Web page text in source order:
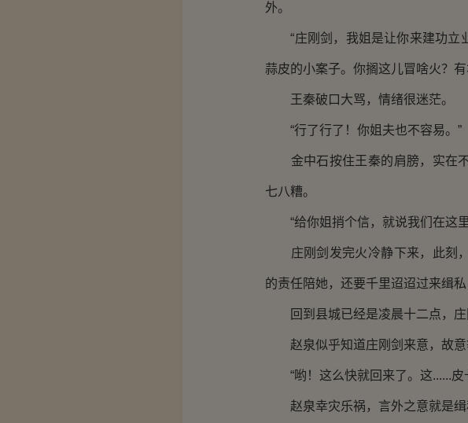
外。
“庄刚剑，我姐是让你来建功立
蒜皮的小案子。你搁这儿冒啥火？
王秦破口大骂，情绪很迷茫。
“行了行了！你姐夫也不容易。”
金中石按住王秦的肩膀，实在不
七八糟。
“给你姐捎个信，就说我们在这里
庄刚剑发完火冷静下来，此刻，
的责任陪她，还要千里迢迢过来缉
回到县城已经是凌晨十二点，庄
赵泉似乎知道庄刚剑来意，故意
“哟！这么快就回来了。这......皮
赵泉幸灾乐祸，言外之意就是缉